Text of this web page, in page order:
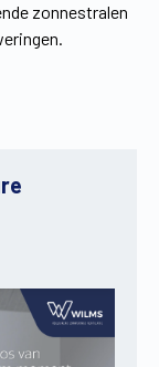
zonnestralen